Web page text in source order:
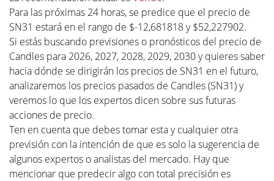
Para las próximas 24 horas, se predice que el precio de
SN31 estará en el rango de $-12,681818 y $52,227902.
Si estás buscando previsiones o pronósticos del precio de
Candles para 2026, 2027, 2028, 2029, 2030 y quieres saber
hacia dónde se dirigirán los precios de SN31 en el futuro,
analizaremos los precios pasados de Candles (SN31) y
veremos lo que los expertos dicen sobre sus futuras
acciones de precio.
Ten en cuenta que debes tomar esta y cualquier otra
previsión con la intención de que es solo la sugerencia de
algunos expertos o analistas del mercado. Hay que
mencionar que predecir algo con total precisión es